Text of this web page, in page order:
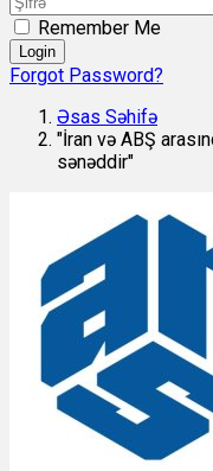
Remember Me
Login
Forgot Password?
Əsas Səhifə
"İran və ABŞ
sənəddir"